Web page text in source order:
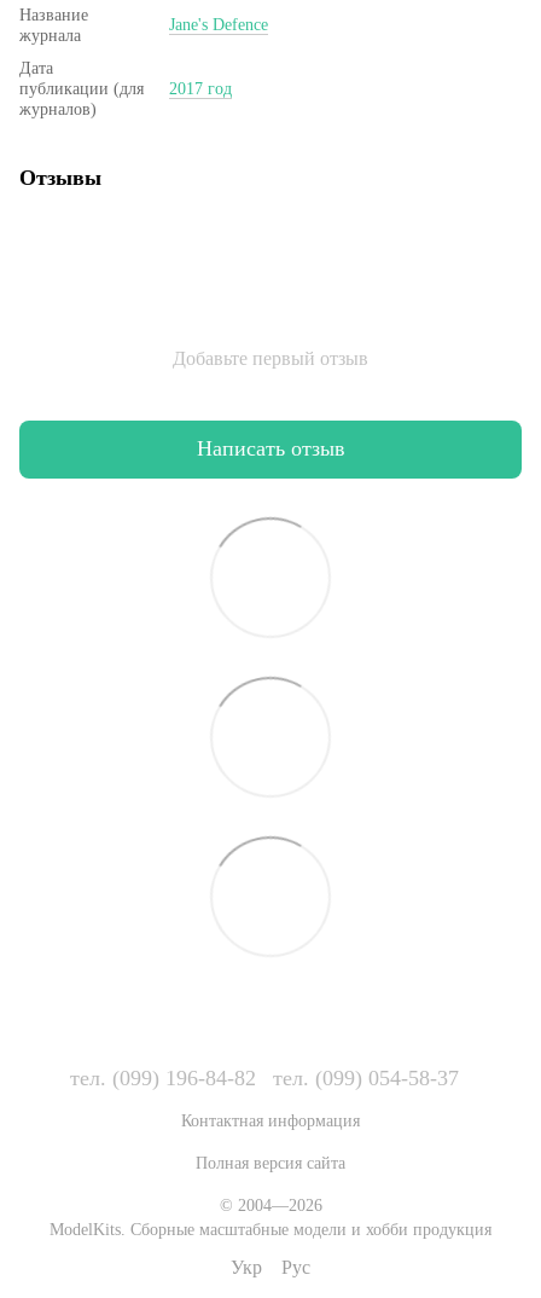
Название
журнала
Jane's Defence
Дата
публикации (для
журналов)
2017 год
Отзывы
Добавьте первый отзыв
Написать отзыв
тел. (099) 196-84-82 тел. (099) 054-58-37
Контактная информация
Полная версия сайта
© 2004—2026
ModelKits. Сборные масштабные модели и хобби продукция
Укр Рус